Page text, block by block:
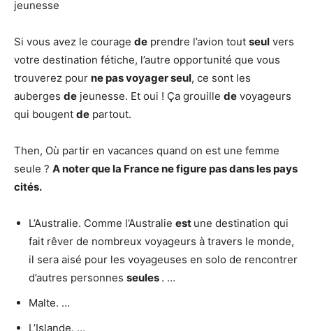
jeunesse
Si vous avez le courage de prendre l’avion tout seul vers
votre destination fétiche, l’autre opportunité que vous
trouverez pour ne pas voyager seul, ce sont les
auberges de jeunesse. Et oui ! Ça grouille de voyageurs
qui bougent de partout.
Then, Où partir en vacances quand on est une femme
seule ? A noter que la France ne figure pas dans les pays
cités.
L’Australie. Comme l’Australie est une destination qui
fait rêver de nombreux voyageurs à travers le monde,
il sera aisé pour les voyageuses en solo de rencontrer
d’autres personnes seules . …
Malte. …
L’Islande. …